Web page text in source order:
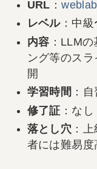
URL ：
レベル：中級
内容 ：LLM
ング等のス
開
学習時間 ：
修了証 ：なし
落とし穴 ：
者には難易度